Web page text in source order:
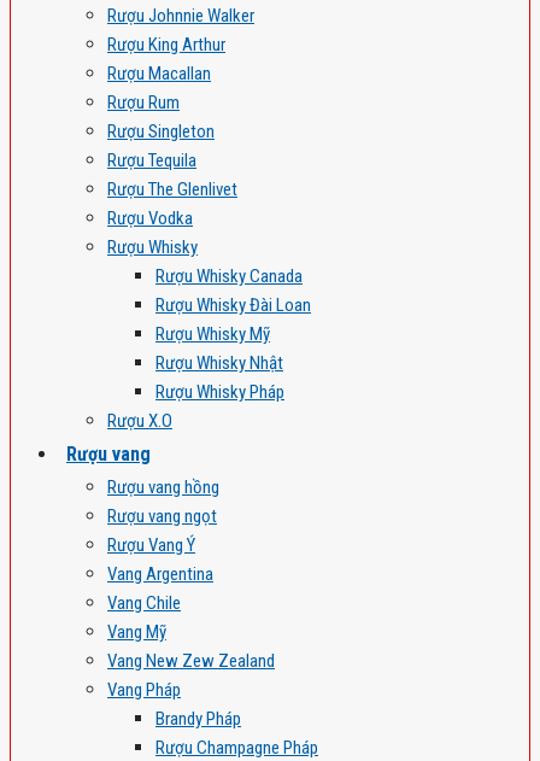
Rượu Johnnie Walker
Rượu King Arthur
Rượu Macallan
Rượu Rum
Rượu Singleton
Rượu Tequila
Rượu The Glenlivet
Rượu Vodka
Rượu Whisky
Rượu Whisky Canada
Rượu Whisky Đài Loan
Rượu Whisky Mỹ
Rượu Whisky Nhật
Rượu Whisky Pháp
Rượu X.O
Rượu vang
Rượu vang hồng
Rượu vang ngọt
Rượu Vang Ý
Vang Argentina
Vang Chile
Vang Mỹ
Vang New Zew Zealand
Vang Pháp
Brandy Pháp
Rượu Champagne Pháp